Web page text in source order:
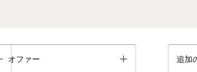
Toggle
オファー Toggle 追加